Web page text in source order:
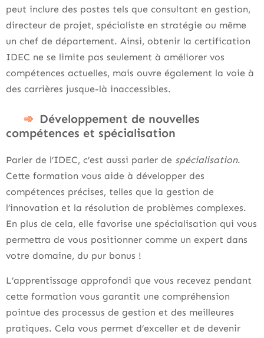
peut inclure des postes tels que consultant en gestion,
directeur de projet, spécialiste en stratégie ou même
un chef de département. Ainsi, obtenir la certification
IDEC ne se limite pas seulement à améliorer vos
compétences actuelles, mais ouvre également la voie à
des carrières jusque-là inaccessibles.
Développement de nouvelles
compétences et spécialisation
Parler de l’IDEC, c’est aussi parler de spécialisation.
Cette formation vous aide à développer des
compétences précises, telles que la gestion de
l’innovation et la résolution de problèmes complexes.
En plus de cela, elle favorise une spécialisation qui vous
permettra de vous positionner comme un expert dans
votre domaine, du pur bonus !
L’apprentissage approfondi que vous recevez pendant
cette formation vous garantit une compréhension
pointue des processus de gestion et des meilleures
pratiques. Cela vous permet d’exceller et de devenir